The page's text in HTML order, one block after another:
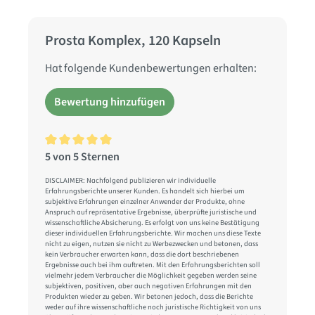
Prosta Komplex, 120 Kapseln
Hat folgende Kundenbewertungen erhalten:
Bewertung hinzufügen
Durchschnittliche Bewertung von 5 von 5 Sternen
5 von 5 Sternen
DISCLAIMER: Nachfolgend publizieren wir individuelle
Erfahrungsberichte unserer Kunden. Es handelt sich hierbei um
subjektive Erfahrungen einzelner Anwender der Produkte, ohne
Anspruch auf repräsentative Ergebnisse, überprüfte juristische und
wissenschaftliche Absicherung. Es erfolgt von uns keine Bestätigung
dieser individuellen Erfahrungsberichte. Wir machen uns diese Texte
nicht zu eigen, nutzen sie nicht zu Werbezwecken und betonen, dass
kein Verbraucher erwarten kann, dass die dort beschriebenen
Ergebnisse auch bei ihm auftreten. Mit den Erfahrungsberichten soll
vielmehr jedem Verbraucher die Möglichkeit gegeben werden seine
subjektiven, positiven, aber auch negativen Erfahrungen mit den
Produkten wieder zu geben. Wir betonen jedoch, dass die Berichte
weder auf ihre wissenschaftliche noch juristische Richtigkeit von uns